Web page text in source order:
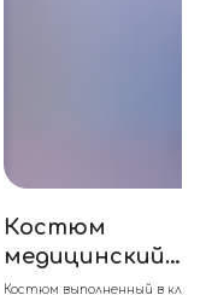
Костюм
медицинский
женский "Мила"
Костюм выполненный в